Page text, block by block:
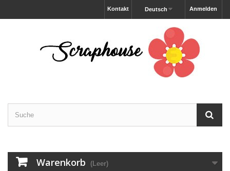
Anmelden
Deutsch
Kontakt
Warenkorb (Leer)